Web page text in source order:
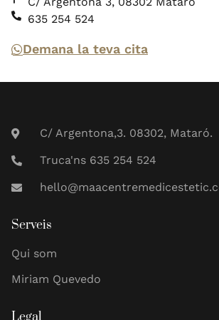
635 254 524
Demana la teva cita
C/ Argentona,3. 08302, Mataró.
Truca'ns 635 254 524
Serveis
Qui som
Miriam Quevedo